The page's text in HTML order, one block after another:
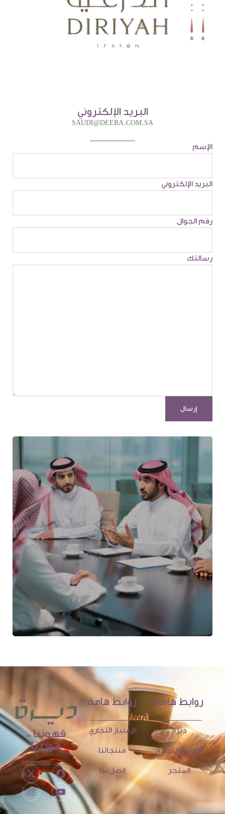
البريد الإلكتروني
SAUDI@DEERA.COM.SA
الإسم
البريد الإلكتروني
رقم الجوال
رسالتك
قهوتنا ،،
هويتنا
روابط هامة
ديرة
الإمتياز التجاري
المتجر
روابط هامة
الإمتياز التجاري
منتجاتنا
إتصل بنا